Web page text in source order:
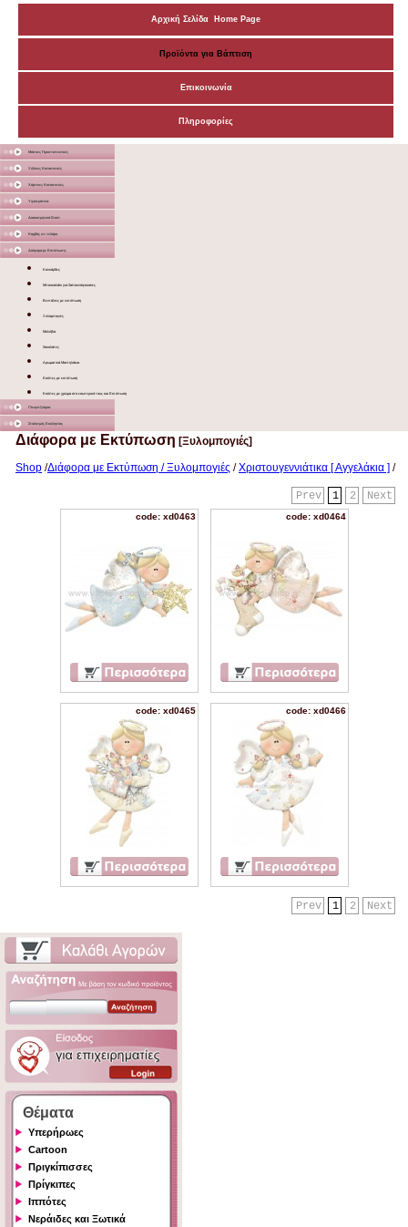
Αρχική Σελίδα Home Page
Προϊόντα για Βάπτιση
Επικοινωνία
Πληροφορίες
Μάσκες Προστατευτικές
Ξύλινες Κατασκευές
Χάρτινες Κατασκευές
Υφασμάτινα
Διακοσμητικά Σταντ
Καμβάς σε τελάρο
Διάφορα με Εκτύπωση
Κονκάρδες
Μπουκαλάκι για Σαπουνόφουσκες
Βεντάλιες με εκτύπωση
Ξυλομπογιές
Μολύβια
Σοκολάτες
Αρωματικά Μαντηλάκια
Κούπες με εκτύπωση
Κούπες με χρώμα στο εσωτερικό τους και Εκτύπωση
Γλειφιτζούρια
Στολισμός Εκκλησίας
Διάφορα με Εκτύπωση [Ξυλομπογιές]
Shop /Διάφορα με Εκτύπωση / Ξυλομπογιές /Χριστουγεννιάτικα [ Αγγελάκια ] /
Next
2
1
Prev
code: xd0463 code: xd0464
code: xd0465 code: xd0466
Next
2
1
Prev
Θέματα
Υπερήρωες
Cartoon
Πριγκίπισσες
Πρίγκιπες
Ιππότες
Νεράιδες και Ξωτικά